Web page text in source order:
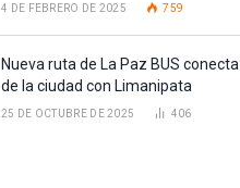
4 DE FEBRERO DE 2025 759
Nueva ruta de La Paz BUS
de la ciudad con Limanipata
25 DE OCTUBRE DE 2025 406